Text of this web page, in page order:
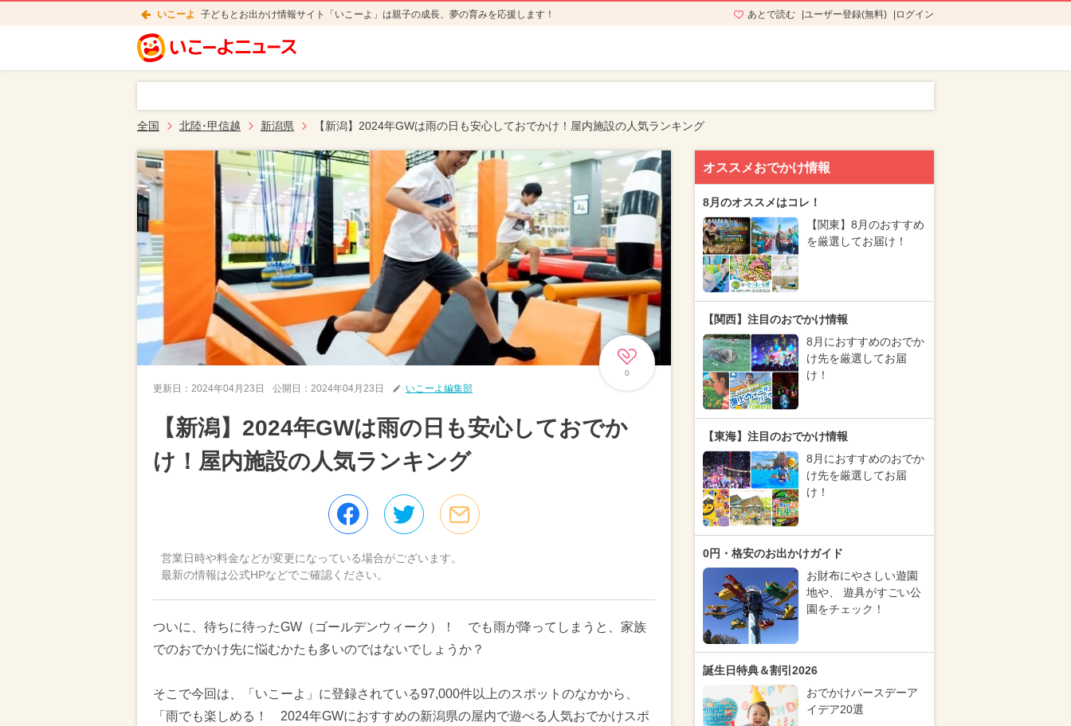
いこーよ 子どもとお出かけ情報サイト「いこーよ」は親子の成長、夢の育みを応援します！ あとで読む ユーザー登録(無料) ログイン
全国 北陸･甲信越 新潟県 【新潟】2024年GWは雨の日も安心しておでかけ！屋内施設の人気ランキング
0
更新日： 2024年04月23日 公開日： 2024年04月23日 いこーよ編集部
【新潟】2024年GWは雨の日も安心しておでか
け！屋内施設の人気ランキング
営業日時や料金などが変更になっている場合がございます。
最新の情報は公式HPなどでご確認ください。
ついに、待ちに待ったGW（ゴールデンウィーク）！ でも雨が降ってしまうと、家族
でのおでかけ先に悩むかたも多いのではないでしょうか？
そこで今回は、「いこーよ」に登録されている97,000件以上のスポットのなかから、
「雨でも楽しめる！ 2024年GWにおすすめの新潟県の屋内で遊べる人気おでかけスポ
オススメおでかけ情報
8月のオススメはコレ！
【関東】8月のおすすめ
を厳選してお届け！
【関西】注目のおでかけ情報
8月におすすめのおでか
け先を厳選してお届
け！
【東海】注目のおでかけ情報
8月におすすめのおでか
け先を厳選してお届
け！
0円・格安のお出かけガイド
お財布にやさしい遊園
地や、 遊具がすごい公
園をチェック！
誕生日特典＆割引2026
おでかけバースデーア
イデア20選